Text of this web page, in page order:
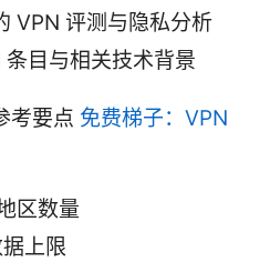
VPN 评测与隐私分析
目与相关技术背景
考要点 免费梯子：VPN
区数量
上限